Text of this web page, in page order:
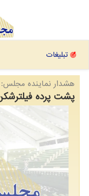
تبلیغات
هشدار نماینده مجلس:
پشت پرده